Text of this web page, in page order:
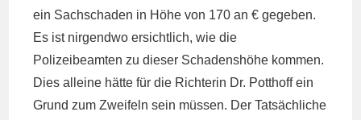
ein Sachschaden in Höhe von 170 an € gegeben.
Es ist nirgendwo ersichtlich, wie die
Polizeibeamten zu dieser Schadenshöhe kommen.
Dies alleine hätte für die Richterin Dr. Potthoff ein
Grund zum Zweifeln sein müssen. Der Tatsächliche